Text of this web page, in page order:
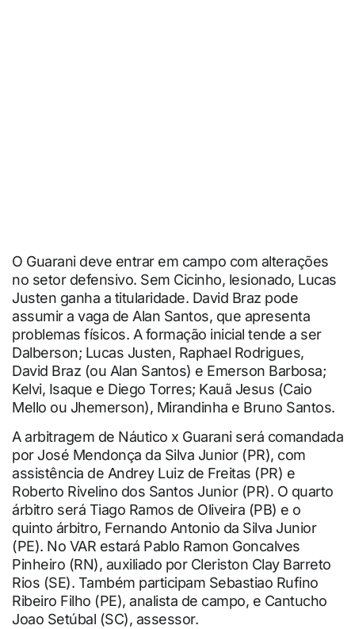
O Guarani deve entrar em campo com alterações
no setor defensivo. Sem Cicinho, lesionado, Lucas
Justen ganha a titularidade. David Braz pode
assumir a vaga de Alan Santos, que apresenta
problemas físicos. A formação inicial tende a ser
Dalberson; Lucas Justen, Raphael Rodrigues,
David Braz (ou Alan Santos) e Emerson Barbosa;
Kelvi, Isaque e Diego Torres; Kauã Jesus (Caio
Mello ou Jhemerson), Mirandinha e Bruno Santos.
A arbitragem de Náutico x Guarani será comandada
por José Mendonça da Silva Junior (PR), com
assistência de Andrey Luiz de Freitas (PR) e
Roberto Rivelino dos Santos Junior (PR). O quarto
árbitro será Tiago Ramos de Oliveira (PB) e o
quinto árbitro, Fernando Antonio da Silva Junior
(PE). No VAR estará Pablo Ramon Goncalves
Pinheiro (RN), auxiliado por Cleriston Clay Barreto
Rios (SE). Também participam Sebastiao Rufino
Ribeiro Filho (PE), analista de campo, e Cantucho
Joao Setúbal (SC), assessor.